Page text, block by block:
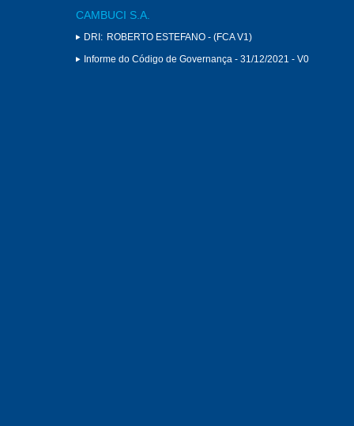
CAMBUCI S.A.
DRI: ROBERTO ESTEFANO - (FCA V1)
Informe do Código de Governança - 31/12/2021 - V0